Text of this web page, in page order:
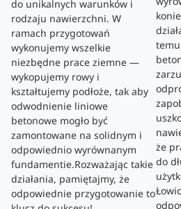
do unikalnych warunków i
rodzaju nawierzchni. W
ramach przygotowań
wykonujemy wszelkie
niezbędne prace ziemne —
wykopujemy rowy i
kształtujemy podłoże, tak aby
odwodnienie liniowe
betonowe mogło być
zamontowane na solidnym i
odpowiednio wyrównanym
fundamentie.Rozważając takie
działania, pamiętajmy, że
odpowiednie przygotowanie to
że
do